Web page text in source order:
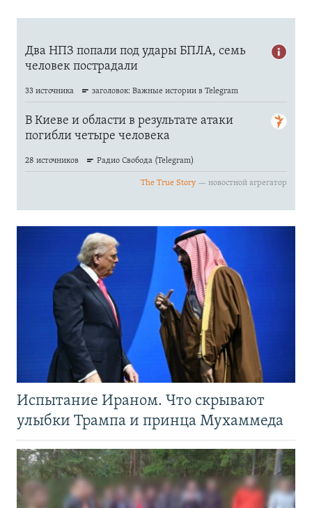
Испытание Ираном. Что скрывают
улыбки Трампа и принца Мухаммеда